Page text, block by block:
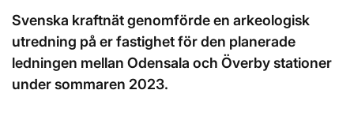
Svenska kraftnät genomförde en arkeologisk
utredning på er fastighet för den planerade
ledningen mellan Odensala och Överby stationer
under sommaren 2023.